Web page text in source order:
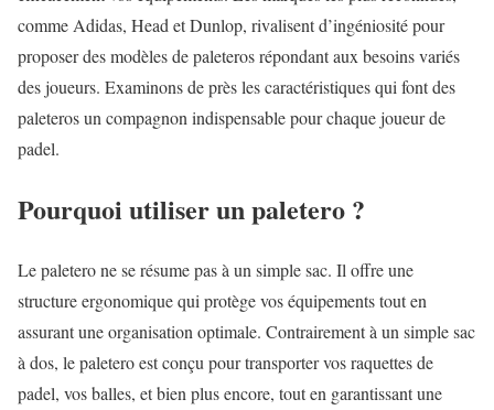
comme Adidas, Head et Dunlop, rivalisent d’ingéniosité pour
proposer des modèles de paleteros répondant aux besoins variés
des joueurs. Examinons de près les caractéristiques qui font des
paleteros un compagnon indispensable pour chaque joueur de
padel.
Pourquoi utiliser un paletero ?
Le paletero ne se résume pas à un simple sac. Il offre une
structure ergonomique qui protège vos équipements tout en
assurant une organisation optimale. Contrairement à un simple sac
à dos, le paletero est conçu pour transporter vos raquettes de
padel, vos balles, et bien plus encore, tout en garantissant une